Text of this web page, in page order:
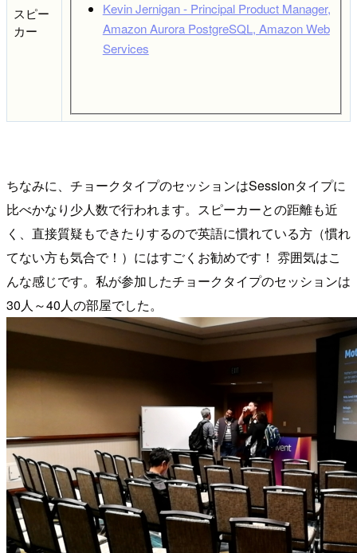
スピー
カー
Kevin Jernigan - Principal Product Manager,
Amazon Aurora PostgreSQL, Amazon Web
Services
ちなみに、チョークタイプのセッションはSessionタイプに
比べかなり少人数で行われます。スピーカーとの距離も近
く、直接質疑もできたりするので英語に慣れている方（慣れ
てない方も気合で！）にはすごくお勧めです！ 雰囲気はこ
んな感じです。私が参加したチョークタイプのセッションは
30人～40人の部屋でした。